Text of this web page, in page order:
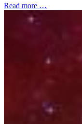
Read more …